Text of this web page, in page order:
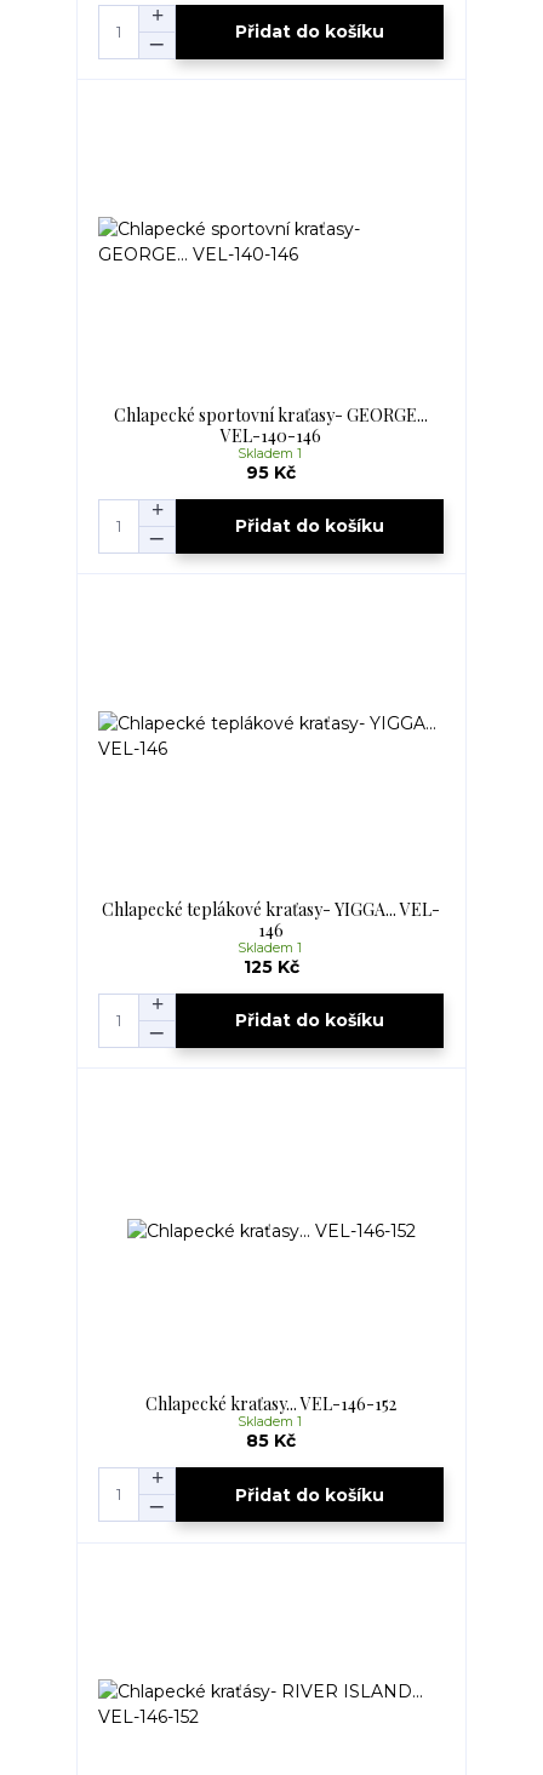
Přidat do košíku
Chlapecké sportovní kraťasy- GEORGE...
VEL-140-146
95 Kč
Skladem 1
Přidat do košíku
Chlapecké teplákové kraťasy- YIGGA... VEL-
146
125 Kč
Skladem 1
Přidat do košíku
Chlapecké kraťasy... VEL-146-152
85 Kč
Skladem 1
Přidat do košíku